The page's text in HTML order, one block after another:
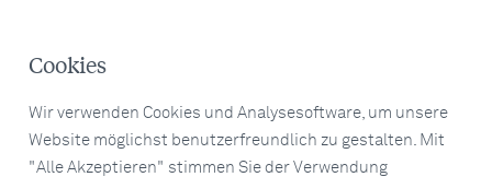
Cookies
Wir verwenden Cookies und Analysesoftware, um unsere
Website möglichst benutzerfreundlich zu gestalten. Mit
"Alle Akzeptieren" stimmen Sie der Verwendung